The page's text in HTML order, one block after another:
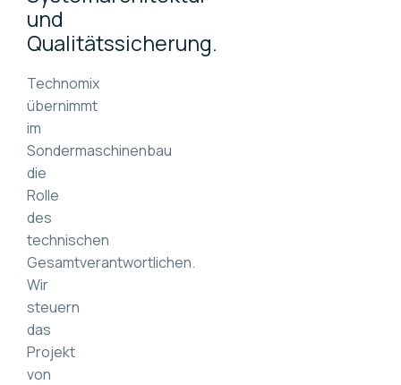
und
Qualitätssicherung.
Technomix
übernimmt
im
Sondermaschinenbau
die
Rolle
des
technischen
Gesamtverantwortlichen.
Wir
steuern
das
Projekt
von